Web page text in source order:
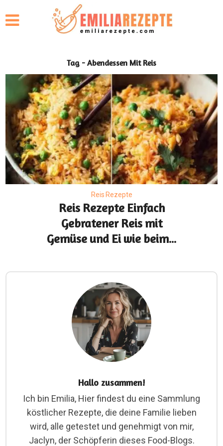
Tag - Abendessen Mit Reis
Reis Rezepte
Reis Rezepte Einfach
Gebratener Reis mit
Gemüse und Ei wie beim...
Hallo zusammen!
Ich bin Emilia, Hier findest du eine Sammlung
köstlicher Rezepte, die deine Familie lieben
wird, alle getestet und genehmigt von mir,
Jaclyn, der Schöpferin dieses Food-Blogs.